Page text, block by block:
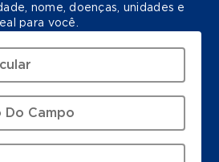
nome, doenças, unidades e
para você.